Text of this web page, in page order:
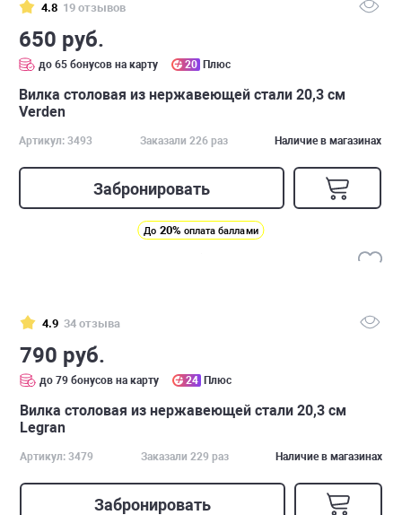
4.8 19 отзывов
650 руб.
до 65 бонусов на карту 20 Плюс
Вилка столовая из нержавеющей стали 20,3 см
Verden
Артикул: 3493 Заказали 226 раз Наличие в магазинах
Забронировать
До 20% оплата баллами
4.9 34 отзыва
790 руб.
до 79 бонусов на карту 24 Плюс
Вилка столовая из нержавеющей стали 20,3 см
Legran
Артикул: 3479 Заказали 229 раз Наличие в магазинах
Забронировать